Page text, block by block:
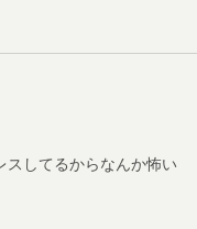
してるからなんか怖い